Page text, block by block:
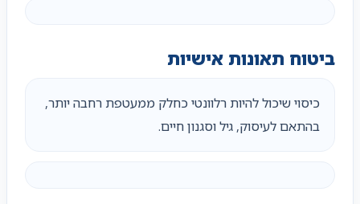
ביטוח תאונות אישיות
כיסוי שיכול להיות רלוונטי כחלק ממעטפת רחבה יותר,
בהתאם לעיסוק, גיל וסגנון חיים.